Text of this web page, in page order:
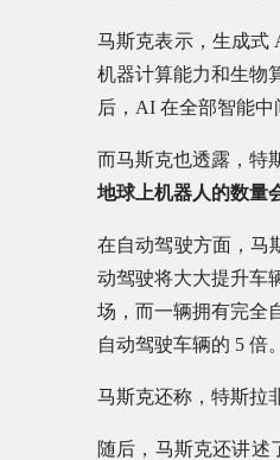
马斯克表示，生成式
机器计算能力和生物
后，AI 在全部智能中
而马斯克也透露，特
地球上机器人的数量
在自动驾驶方面，马
动驾驶将大大提升车
场，而一辆拥有完全
自动驾驶车辆的 5 倍。
马斯克还称，特斯拉
随后，马斯克还讲